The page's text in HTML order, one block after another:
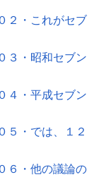
２・これがセブ
３・昭和セブン
４・平成セブン
５・では、１２
６・他の議論の